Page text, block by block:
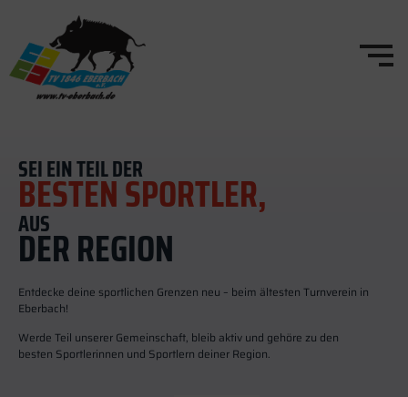
SEI EIN TEIL DER
BESTEN SPORTLER,
AUS
DER REGION
Entdecke deine sportlichen Grenzen neu – beim ältesten Turnverein in
Eberbach!
Werde Teil unserer Gemeinschaft, bleib aktiv und gehöre zu den
besten Sportlerinnen und Sportlern deiner Region.